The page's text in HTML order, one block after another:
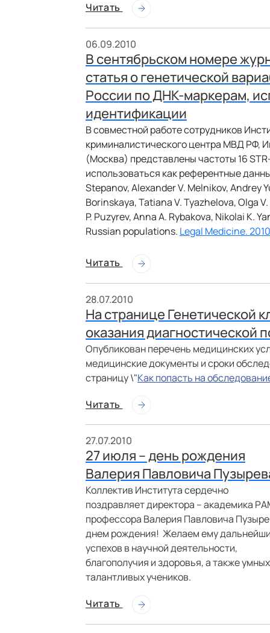
Читать
06.09.2010
В сентябрьском номере
статья о генетической
России по ДНК-маркерам,
идентификации
В совместной работе сотрудников
криминалистического центра МВД РФ,
(Москва) представлены частоты 16
использоваться как референтные
Stepanov, Alexander V. Melnikov, Andrey
Borinskaya, Tatiana V. Tyazhelova, Olga
P. Puzyrev, Anna A. Rybakova, Nikolai K.
Russian populations. Legal Medicine.
Читать
28.07.2010
На странице Генетической
оказания
Опубликован перечень медицинских
медицинские документы и сроки
страницу \"Как попасть на
Читать
27.07.2010
27 июля – день рождения
Валерия Павловича
Коллектив Института сердечно
поздравляет директора – академика
профессора Валерия Павловича
днем рождения! Желаем ему
успехов в научной деятельности,
благополучия и здоровья, а также
талантливых учеников.
Читать